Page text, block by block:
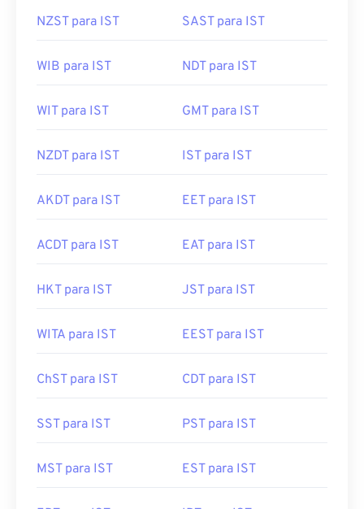
NZST para IST SAST para IST
WIB para IST NDT para IST
WIT para IST GMT para IST
NZDT para IST IST para IST
AKDT para IST EET para IST
ACDT para IST EAT para IST
HKT para IST JST para IST
WITA para IST EEST para IST
ChST para IST CDT para IST
SST para IST PST para IST
MST para IST EST para IST